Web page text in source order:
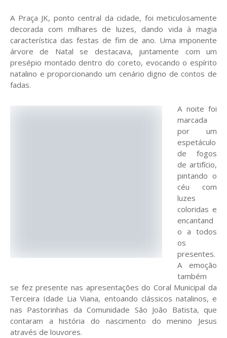
A Praça JK, ponto central da cidade, foi meticulosamente
decorada com milhares de luzes, dando vida à magia
característica das festas de fim de ano. Uma imponente
árvore de Natal se destacava, juntamente com um
presépio montado dentro do coreto, evocando o espírito
natalino e proporcionando um cenário digno de contos de
fadas.
A noite foi
marcada
por um
espetáculo
de fogos
de artifício,
pintando o
céu com
luzes
coloridas e
encantand
o a todos
os
presentes.
A emoção
também
se fez presente nas apresentações do Coral Municipal da
Terceira Idade Lia Viana, entoando clássicos natalinos, e
nas Pastorinhas da Comunidade São João Batista, que
contaram a história do nascimento do menino Jesus
através de louvores.